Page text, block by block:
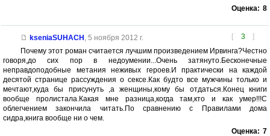
Оценка: 8
[ 3 ]
kseniaSUHACH 5 ноября 2012 г.
Почему этот роман считается лучшим произведением Ирвинга?Честно
говоря,до сих пор в недоумении...Очень затянуто.Бесконечные
неправдоподобные метания неживых героев.И практически на каждой
десятой странице рассуждения о сексе.Как будто все мужчины только и
мечтают,куда бы присунуть ,а женщины,кому бы отдаться.Конец книги
вообще пролистала.Какая мне разница,когда там,кто и как умер!!!С
облегчением закончила читать.По сравнению с Правилами дома
сидра,книга вообще ни о чем.
Оценка: 7